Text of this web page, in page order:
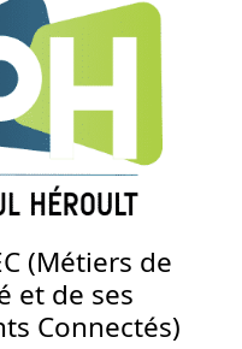
(Métiers de
et de ses
Connectés)